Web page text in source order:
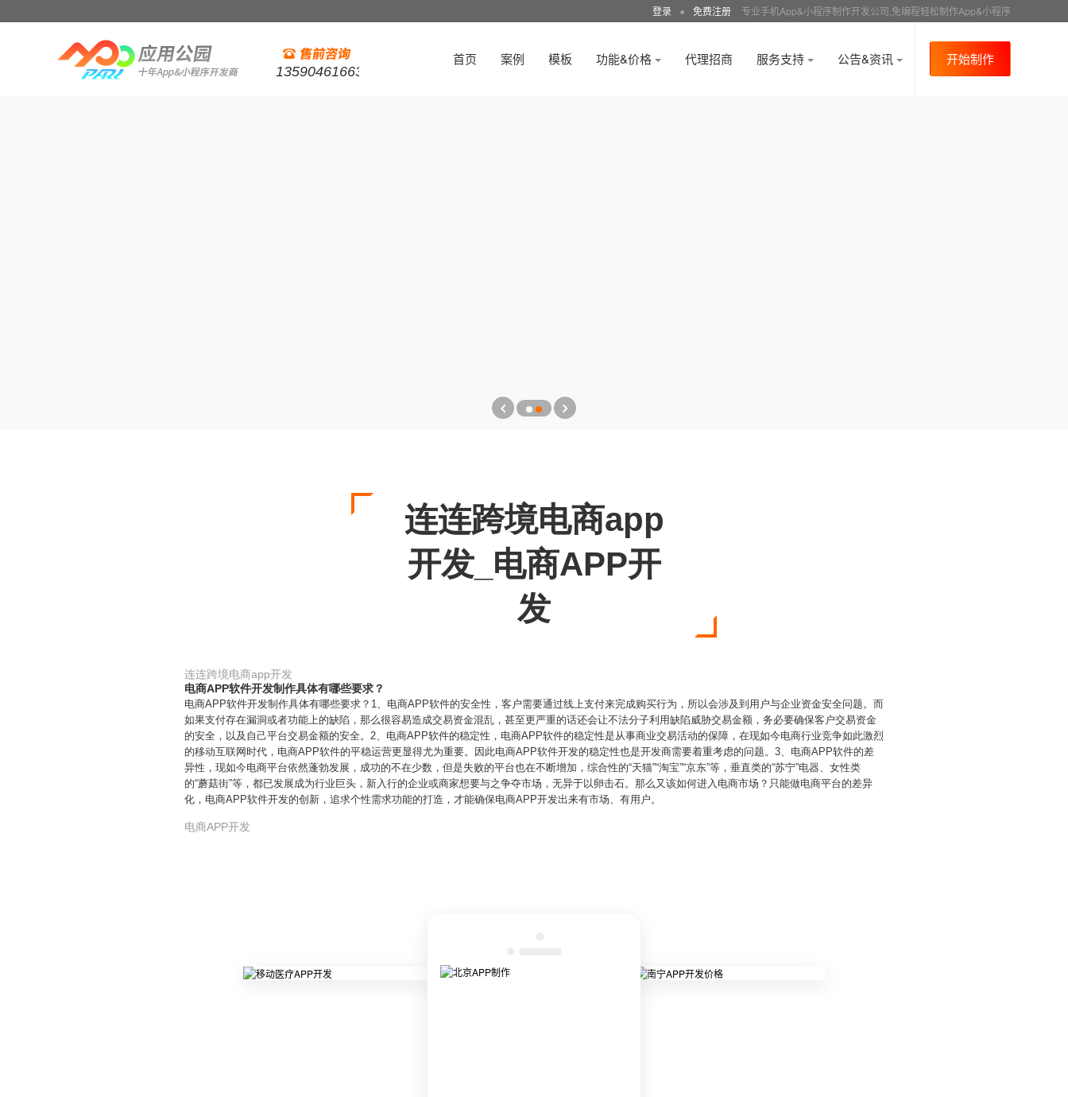
登录 ● 免费注册 专业手机App&小程序制作开发公司,免编程轻松制作App&小程序
13590461663
首页 案例 模板 功能&价格 代理招商 服务支持 公告&资讯 开始制作
连连跨境电商app
开发_电商APP开
发
连连跨境电商app开发
电商APP软件开发制作具体有哪些要求？
电商APP软件开发制作具体有哪些要求？1、电商APP软件的安全性，客户需要通过线上支付来完成购买行为，所以会涉及到用户与企业资金安全问题。而
如果支付存在漏洞或者功能上的缺陷，那么很容易造成交易资金混乱，甚至更严重的话还会让不法分子利用缺陷威胁交易金额，务必要确保客户交易资金
的安全，以及自己平台交易金额的安全。2、电商APP软件的稳定性，电商APP软件的稳定性是从事商业交易活动的保障，在现如今电商行业竞争如此激烈
的移动互联网时代，电商APP软件的平稳运营更显得尤为重要。因此电商APP软件开发的稳定性也是开发商需要着重考虑的问题。3、电商APP软件的差
异性，现如今电商平台依然蓬勃发展，成功的不在少数，但是失败的平台也在不断增加，综合性的“天猫”“淘宝”“京东”等，垂直类的“苏宁”电器、女性类
的“蘑菇街”等，都已发展成为行业巨头，新入行的企业或商家想要与之争夺市场，无异于以卵击石。那么又该如何进入电商市场？只能做电商平台的差异
化，电商APP软件开发的创新，追求个性需求功能的打造，才能确保电商APP开发出来有市场、有用户。
电商APP开发